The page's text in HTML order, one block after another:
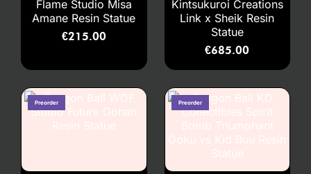
Flame Studio Misa
Amane Resin Statue
€215.00
Kintsukuroi Creations
Link x Sheik Resin
Statue
€685.00